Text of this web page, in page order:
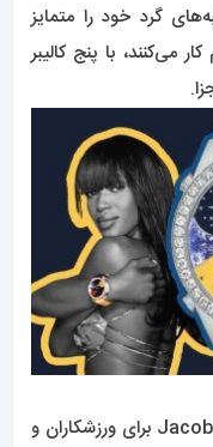
گرد خود را متمایز
می‌کنند، با پنج کالیبر
مجموعه ساعت های Epic توسط Jacob & Co برای ورزشکاران و